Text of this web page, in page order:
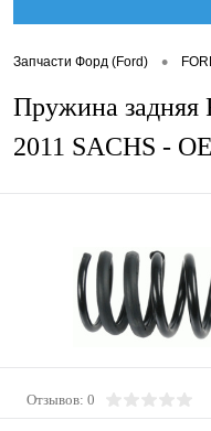
Запчасти Форд (Ford) •
Пружина задняя
2011 SACHS -
Отзывов: 0